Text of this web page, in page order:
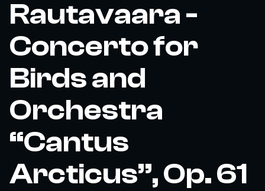
Rautavaara -
Concerto for
Birds and
Orchestra
“Cantus
Arcticus”, Op. 61